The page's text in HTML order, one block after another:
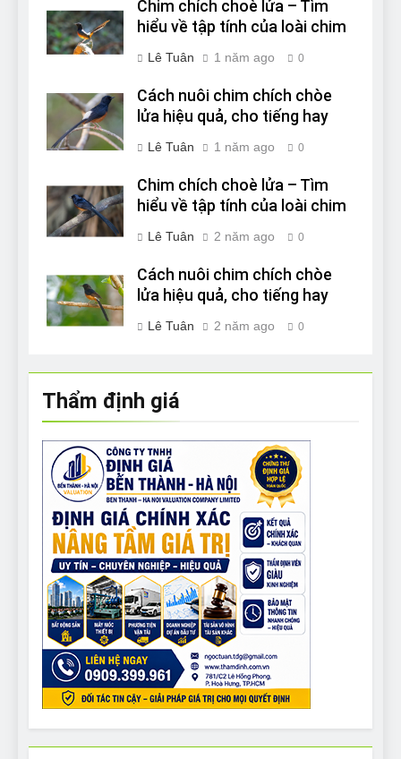
Chim chích choè lửa – Tìm
hiểu về tập tính của loài chim
Lê Tuân 1 năm ago 0
Cách nuôi chim chích chòe
lửa hiệu quả, cho tiếng hay
Lê Tuân 1 năm ago 0
Chim chích choè lửa – Tìm
hiểu về tập tính của loài chim
Lê Tuân 2 năm ago 0
Cách nuôi chim chích chòe
lửa hiệu quả, cho tiếng hay
Lê Tuân 2 năm ago 0
Thẩm định giá